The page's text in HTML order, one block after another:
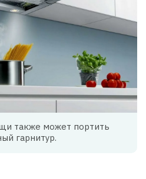
также может портить
гарнитур.